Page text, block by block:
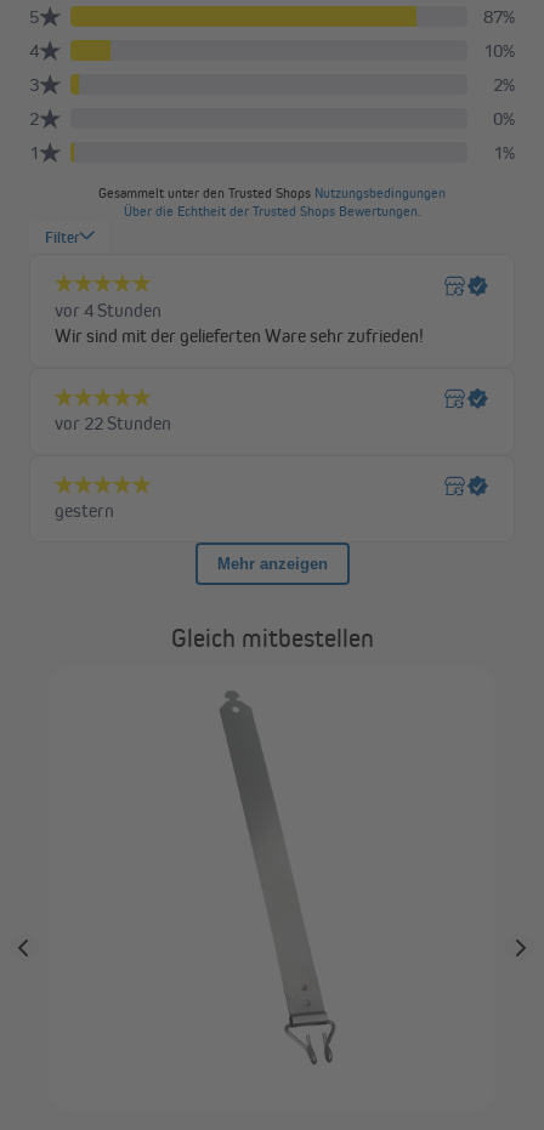
Gleich mitbestellen